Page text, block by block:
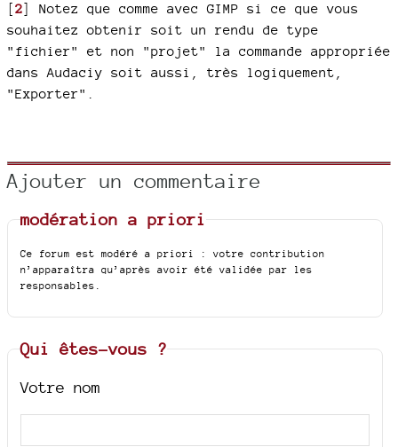
[2] Notez que comme avec GIMP si ce que vous
souhaitez obtenir soit un rendu de type
"fichier" et non "projet" la commande appropriée
dans Audaciy soit aussi, très logiquement,
"Exporter".
Ajouter un commentaire
modération a priori
Ce forum est modéré a priori : votre contribution
n’apparaîtra qu’après avoir été validée par les
responsables.
Qui êtes-vous ?
Votre nom